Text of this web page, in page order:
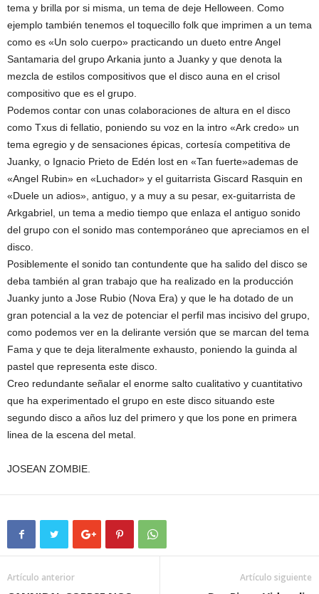
tema y brilla por si misma, un tema de deje Helloween. Como
ejemplo también tenemos el toquecillo folk que imprimen a un tema
como es «Un solo cuerpo» practicando un dueto entre Angel
Santamaria del grupo Arkania junto a Juanky y que denota la
mezcla de estilos compositivos que el disco auna en el crisol
compositivo que es el grupo.
Podemos contar con unas colaboraciones de altura en el disco
como Txus di fellatio, poniendo su voz en la intro «Ark credo» un
tema egregio y de sensaciones épicas, cortesía competitiva de
Juanky, o Ignacio Prieto de Edén lost en «Tan fuerte»ademas de
«Angel Rubin» en «Luchador» y el guitarrista Giscard Rasquin en
«Duele un adios», antiguo, y a muy a su pesar, ex-guitarrista de
Arkgabriel, un tema a medio tiempo que enlaza el antiguo sonido
del grupo con el sonido mas contemporáneo que apreciamos en el
disco.
Posiblemente el sonido tan contundente que ha salido del disco se
deba también al gran trabajo que ha realizado en la producción
Juanky junto a Jose Rubio (Nova Era) y que le ha dotado de un
gran potencial a la vez de potenciar el perfil mas incisivo del grupo,
como podemos ver en la delirante versión que se marcan del tema
Fama y que te deja literalmente exhausto, poniendo la guinda al
pastel que representa este disco.
Creo redundante señalar el enorme salto cualitativo y cuantitativo
que ha experimentado el grupo en este disco situando este
segundo disco a años luz del primero y que los pone en primera
linea de la escena del metal.
JOSEAN ZOMBIE.
Artículo anterior Artículo siguiente